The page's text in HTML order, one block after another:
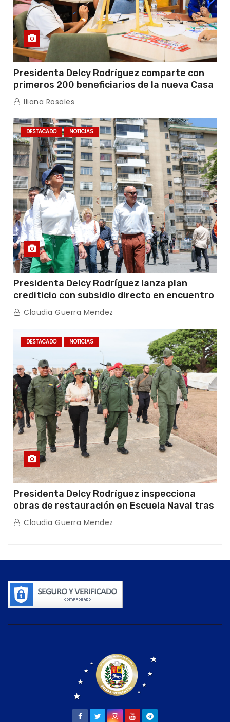
Presidenta Delcy Rodríguez comparte con
primeros 200 beneficiarios de la nueva Casa
de los Abuelos “La Primavera” en Caracas
Iliana Rosales
DESTACADO NOTICIAS
Presidenta Delcy Rodríguez lanza plan
crediticio con subsidio directo en encuentro
con Juntas de Condominio
Claudia Guerra Mendez
DESTACADO NOTICIAS
Presidenta Delcy Rodríguez inspecciona
obras de restauración en Escuela Naval tras
afectaciones sísmicas en La Guaira
Claudia Guerra Mendez